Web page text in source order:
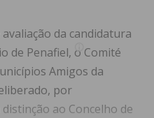
da candidatura
de Penafiel, o Comité
Amigos da
por
ao Concelho de